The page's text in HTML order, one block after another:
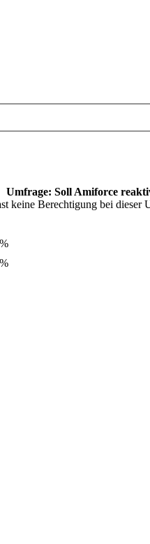
Umfrage: Soll Amiforce
keine Berechtigung bei dieser